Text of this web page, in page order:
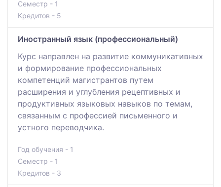
Семестр - 1
Кредитов - 5
Иностранный язык (профессиональный)
Курс направлен на развитие коммуникативных
и формирование профессиональных
компетенций магистрантов путем
расширения и углубления рецептивных и
продуктивных языковых навыков по темам,
связанным с профессией письменного и
устного переводчика.
Год обучения - 1
Семестр - 1
Кредитов - 3